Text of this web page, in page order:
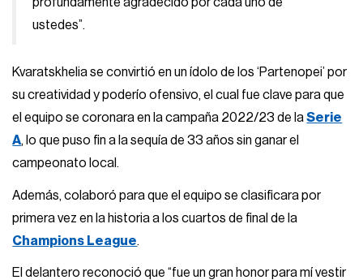
profundamente agradecido por cada uno de
ustedes”.
Kvaratskhelia se convirtió en un ídolo de los ‘Partenopei’ por
su creatividad y poderío ofensivo, el cual fue clave para que
el equipo se coronara en la campaña 2022/23 de laSerie
A, lo que puso fin a la sequía de 33 años sin ganar el
campeonato local.
Además, colaboró para que el equipo se clasificara por
primera vez en la historia a los cuartos de final de la
Champions League.
El delantero reconoció que “fue un gran honor para mí vestir